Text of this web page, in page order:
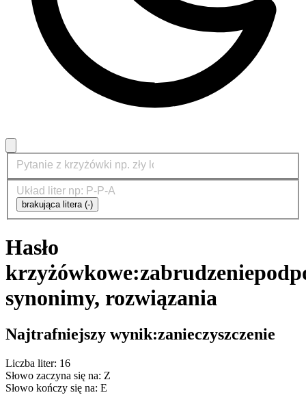
brakująca litera (-)
Hasło
krzyżówkowe:zabrudzenie
synonimy, rozwiązania
Najtrafniejszy wynik:zanieczyszczenie
Liczba liter: 16
Słowo zaczyna się na: Z
Słowo kończy się na: E